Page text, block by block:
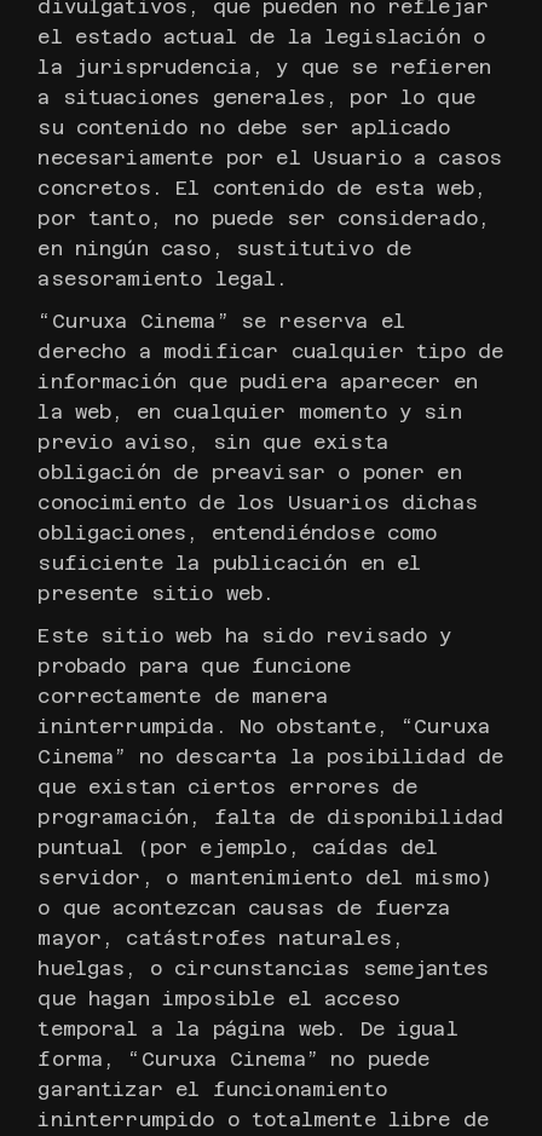
divulgativos, que pueden no reflejar
el estado actual de la legislación o
la jurisprudencia, y que se refieren
a situaciones generales, por lo que
su contenido no debe ser aplicado
necesariamente por el Usuario a casos
concretos. El contenido de esta web,
por tanto, no puede ser considerado,
en ningún caso, sustitutivo de
asesoramiento legal.
“Curuxa Cinema” se reserva el
derecho a modificar cualquier tipo de
información que pudiera aparecer en
la web, en cualquier momento y sin
previo aviso, sin que exista
obligación de preavisar o poner en
conocimiento de los Usuarios dichas
obligaciones, entendiéndose como
suficiente la publicación en el
presente sitio web.
Este sitio web ha sido revisado y
probado para que funcione
correctamente de manera
ininterrumpida. No obstante, “Curuxa
Cinema” no descarta la posibilidad de
que existan ciertos errores de
programación, falta de disponibilidad
puntual (por ejemplo, caídas del
servidor, o mantenimiento del mismo)
o que acontezcan causas de fuerza
mayor, catástrofes naturales,
huelgas, o circunstancias semejantes
que hagan imposible el acceso
temporal a la página web. De igual
forma, “Curuxa Cinema” no puede
garantizar el funcionamiento
ininterrumpido o totalmente libre de